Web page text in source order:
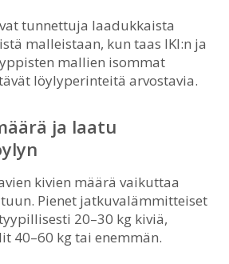
tunnettuja laadukkaista
malleistaan, kun taas IKI:n ja
mallien isommat
löylyperinteitä arvostavia.
ja laatu
kivien määrä vaikuttaa
Pienet jatkuvalämmitteiset
20–30 kg kiviä,
40–60 kg tai enemmän.